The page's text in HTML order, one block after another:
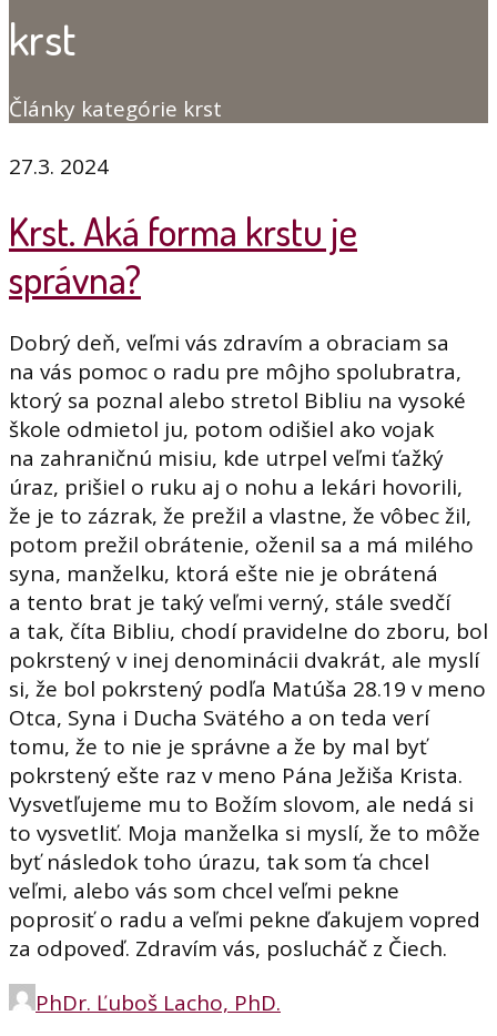
krst
Články kategórie krst
27.3. 2024
Krst. Aká forma krstu je
správna?
Dobrý deň, veľmi vás zdravím a obraciam sa
na vás pomoc o radu pre môjho spolubratra,
ktorý sa poznal alebo stretol Bibliu na vysoké
škole odmietol ju, potom odišiel ako vojak
na zahraničnú misiu, kde utrpel veľmi ťažký
úraz, prišiel o ruku aj o nohu a lekári hovorili,
že je to zázrak, že prežil a vlastne, že vôbec žil,
potom prežil obrátenie, oženil sa a má milého
syna, manželku, ktorá ešte nie je obrátená
a tento brat je taký veľmi verný, stále svedčí
a tak, číta Bibliu, chodí pravidelne do zboru, bol
pokrstený v inej denominácii dvakrát, ale myslí
si, že bol pokrstený podľa Matúša 28.19 v meno
Otca, Syna i Ducha Svätého a on teda verí
tomu, že to nie je správne a že by mal byť
pokrstený ešte raz v meno Pána Ježiša Krista.
Vysvetľujeme mu to Božím slovom, ale nedá si
to vysvetliť. Moja manželka si myslí, že to môže
byť následok toho úrazu, tak som ťa chcel
veľmi, alebo vás som chcel veľmi pekne
poprosiť o radu a veľmi pekne ďakujem vopred
za odpoveď. Zdravím vás, poslucháč z Čiech.
PhDr. Ľuboš Lacho, PhD.